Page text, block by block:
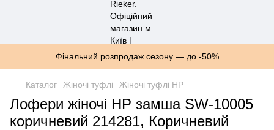
Фінальний розпродаж сезону — до -50%
Каталог Жіночі туфлі Жіночі туфлі HP
Лофери жіночі HP замша SW-10005
коричневий 214281, Коричневий